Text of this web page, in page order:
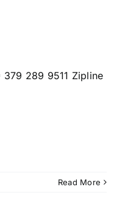
289 9511 Zipline
Read More